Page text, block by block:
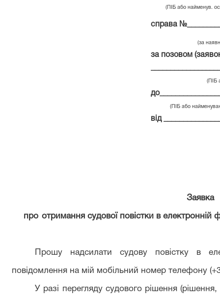
(ПІБ або найменув.
справа
(за
за позовом
(ПІБ або
(ПІБ або
від
Заявка
про отримання судової повістки в
Прошу надсилати судову повістку в
повідомлення на мій мобільний номер телефону
У разі перегляду судового рішення